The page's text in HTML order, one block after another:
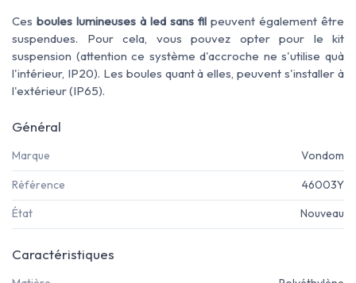
Ces boules lumineuses à led sans fil peuvent également être
suspendues. Pour cela, vous pouvez opter pour le kit
suspension (attention ce système d'accroche ne s'utilise quà
l'intérieur, IP20). Les boules quant à elles, peuvent s'installer à
l'extérieur (IP65).
Général
Marque Vondom
Référence 46003Y
État Nouveau
Caractéristiques